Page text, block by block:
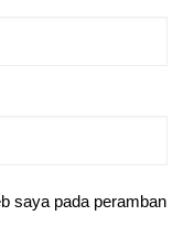
saya pada peramban